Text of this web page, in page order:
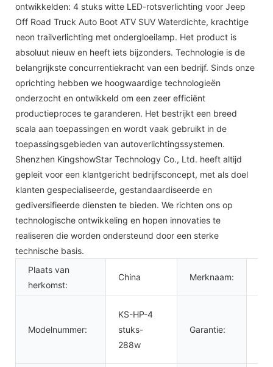
ontwikkelden: 4 stuks witte LED-rotsverlichting voor Jeep
Off Road Truck Auto Boot ATV SUV Waterdichte, krachtige
neon trailverlichting met ondergloeilamp. Het product is
absoluut nieuw en heeft iets bijzonders. Technologie is de
belangrijkste concurrentiekracht van een bedrijf. Sinds onze
oprichting hebben we hoogwaardige technologieën
onderzocht en ontwikkeld om een ​​zeer efficiënt
productieproces te garanderen. Het bestrijkt een breed
scala aan toepassingen en wordt vaak gebruikt in de
toepassingsgebieden van autoverlichtingssystemen.
Shenzhen KingshowStar Technology Co., Ltd. heeft altijd
gepleit voor een klantgericht bedrijfsconcept, met als doel
klanten gespecialiseerde, gestandaardiseerde en
gediversifieerde diensten te bieden. We richten ons op
technologische ontwikkeling en hopen innovaties te
realiseren die worden ondersteund door een sterke
technische basis.
Plaats van
herkomst:
China Merknaam:
Modelnummer:
KS-HP-4
stuks-
288w
Garantie: